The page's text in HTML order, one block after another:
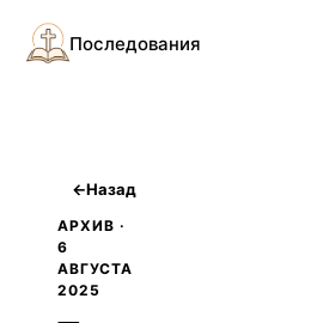
Последования
←Назад
АРХИВ ·
6
АВГУСТА
2025